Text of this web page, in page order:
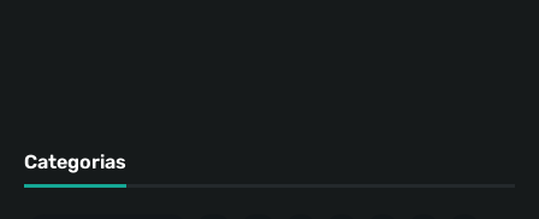
Categorias